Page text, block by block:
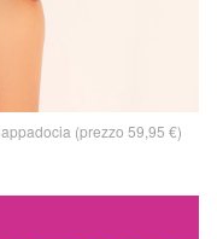
(prezzo 59,95 €)